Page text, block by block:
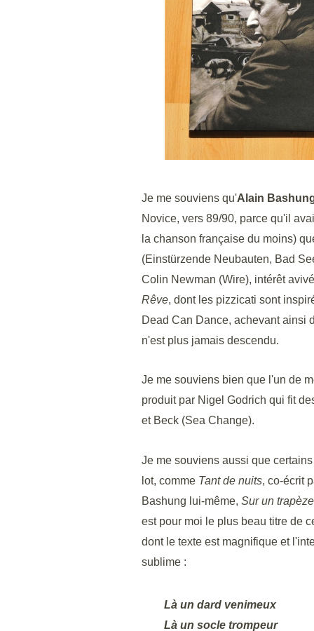
Je me souviens qu'Alain
Novice, vers 89/90, parce qu'il
la chanson française du moins)
(Einstürzende Neubauten, Bad
Colin Newman (Wire), intérêt
Rêve, dont les pizzicati sont
Dead Can Dance, achevant ainsi
n'est plus jamais descendu.
Je me souviens bien que l'un de
produit par Nigel Godrich qui fit
et Beck (Sea Change).
Je me souviens aussi que
lot, comme Tant de nuits, co-écrit
Bashung lui-même, Sur un trapèze
est pour moi le plus beau titre de
dont le texte est magnifique et
sublime :
Là un dard venimeux
Là un socle trompeur